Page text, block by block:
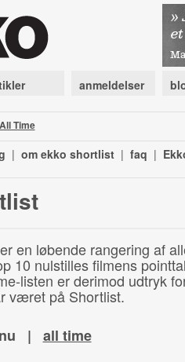
anmeldelser
All Time
| om ekko shortlist | faq |
en løbende rangering af
10 nulstilles filmens
listen er derimod udtryk
været på Shortlist.
| all time